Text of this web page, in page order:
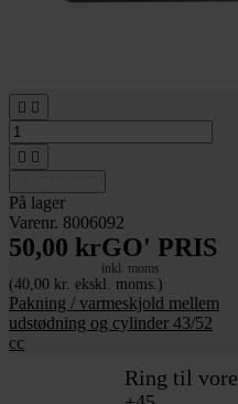
 
 
På lager
Varenr. 8006092
50,00 krGO' PRIS
inkl. moms
(40,00 kr. ekskl. moms.)
Pakning / varmeskjold mellem
udstødning og cylinder 43/52
cc
Ring til